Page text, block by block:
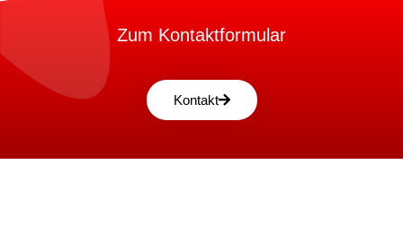
Zum Kontaktformular
Kontakt